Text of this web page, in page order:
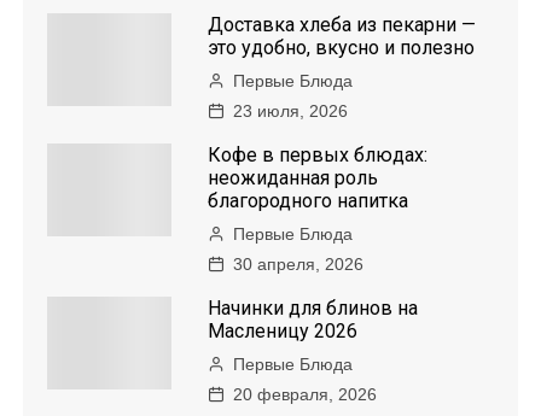
Доставка хлеба из пекарни —
это удобно, вкусно и полезно
Первые Блюда
23 июля, 2026
Кофе в первых блюдах:
неожиданная роль
благородного напитка
Первые Блюда
30 апреля, 2026
Начинки для блинов на
Масленицу 2026
Первые Блюда
20 февраля, 2026